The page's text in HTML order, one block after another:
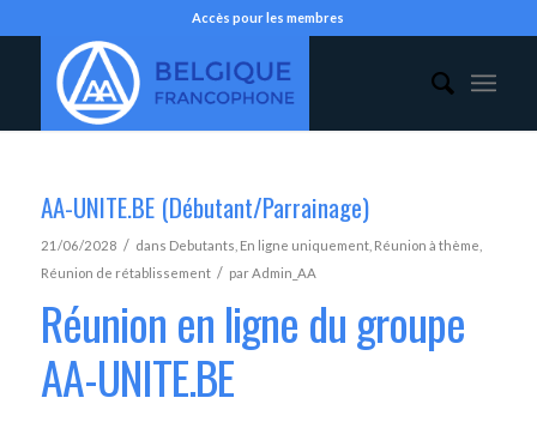
Accès pour les membres
AA-UNITE.BE (Débutant/Parrainage)
21/06/2028 / dans Debutants En ligne uniquement, Réunion à thème
Réunion de rétablissement / parAdmin_AA
Réunion en ligne du groupe
AA-UNITE.BE